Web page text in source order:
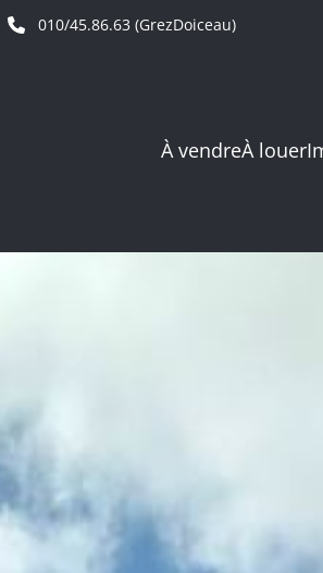
010/45.86.63 (GrezDoiceau)
À vendreÀ louer